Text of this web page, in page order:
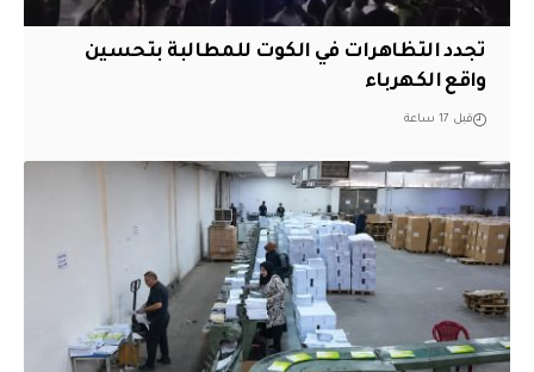
تجدد التظاهرات في الكوت للمطالبة بتحسين
واقع الكهرباء
قبل 17 ساعة